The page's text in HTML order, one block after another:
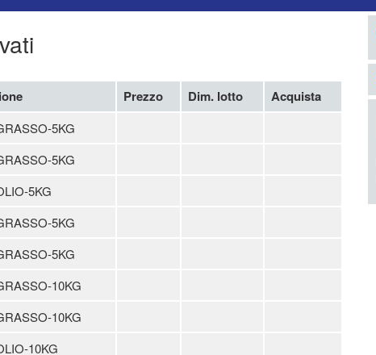
Prezzo Dim. lotto Acquista
5KG
5KG
5KG
5KG
5KG
10KG
10KG
10KG